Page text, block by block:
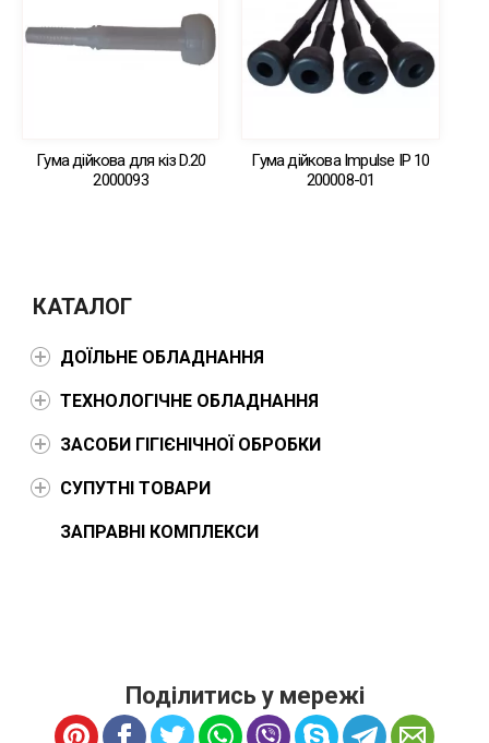
Гума дійкова для кіз D.20
2000093
Гума дійкова Impulse IP 10
200008-01
КАТАЛОГ
ДОЇЛЬНЕ ОБЛАДНАННЯ
ТЕХНОЛОГІЧНЕ ОБЛАДНАННЯ
ЗАСОБИ ГІГІЄНІЧНОЇ ОБРОБКИ
СУПУТНІ ТОВАРИ
ЗАПРАВНІ КОМПЛЕКСИ
Поділитись у мережі